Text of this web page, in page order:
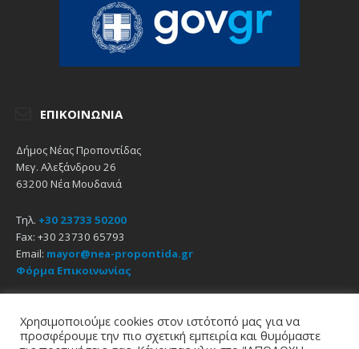
ΕΠΙΚΟΙΝΩΝΊΑ
Δήμος Νέας Προποντίδας
Μεγ. Αλεξάνδρου 26
63200 Νέα Μουδανιά
Τηλ. +30 23733 50200
Fax: +30 23730 65793
Email: mayor@nea-propontida.gr
Φόρμα Επικοινωνίας
EmailFacebookYouTube
Χρησιμοποιούμε cookies στον ιστότοπό μας για να
προσφέρουμε την πιο σχετική εμπειρία και θυμόμαστε